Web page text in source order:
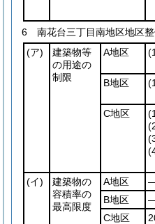
6 南花台三丁目南地区地区
(ア)
建築物等
の用途の
制限
A地区
B地区
C地区
(イ)
建築物の
容積率の
最高限度
A地区
B地区
C地区